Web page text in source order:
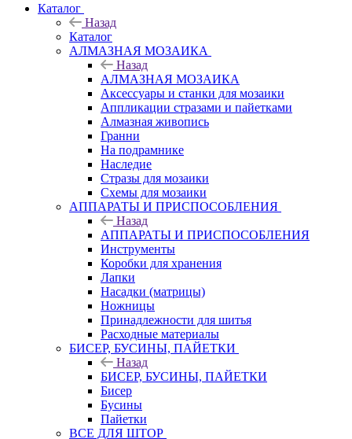
Каталог
Назад
Каталог
АЛМАЗНАЯ МОЗАИКА
Назад
АЛМАЗНАЯ МОЗАИКА
Аксессуары и станки для мозаики
Аппликации стразами и пайетками
Алмазная живопись
Гранни
На подрамнике
Наследие
Стразы для мозаики
Схемы для мозаики
АППАРАТЫ И ПРИСПОСОБЛЕНИЯ
Назад
АППАРАТЫ И ПРИСПОСОБЛЕНИЯ
Инструменты
Коробки для хранения
Лапки
Насадки (матрицы)
Ножницы
Принадлежности для шитья
Расходные материалы
БИСЕР, БУСИНЫ, ПАЙЕТКИ
Назад
БИСЕР, БУСИНЫ, ПАЙЕТКИ
Бисер
Бусины
Пайетки
ВСЕ ДЛЯ ШТОР